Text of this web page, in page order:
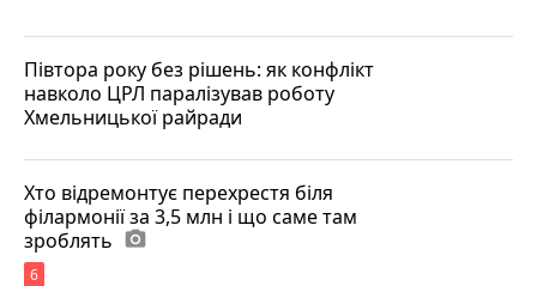
Півтора року без рішень: як конфлікт
навколо ЦРЛ паралізував роботу
Хмельницької райради
Хто відремонтує перехрестя біля
філармонії за 3,5 млн і що саме там
зроблять photo_camera
6